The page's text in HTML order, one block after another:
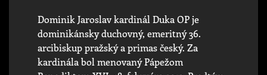
Dominik Jaroslav kardinál Duka OP je
dominikánsky duchovný, emeritný 36.
arcibiskup pražský a primas český. Za
kardinála bol menovaný Pápežom